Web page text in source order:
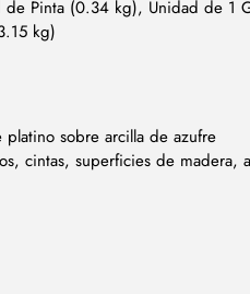
de Pinta (0.34 kg), Unidad de 1
kg)
sobre arcilla de azufre
cintas, superficies de madera,